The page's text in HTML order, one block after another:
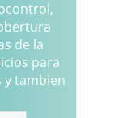
de la
para
y tambien